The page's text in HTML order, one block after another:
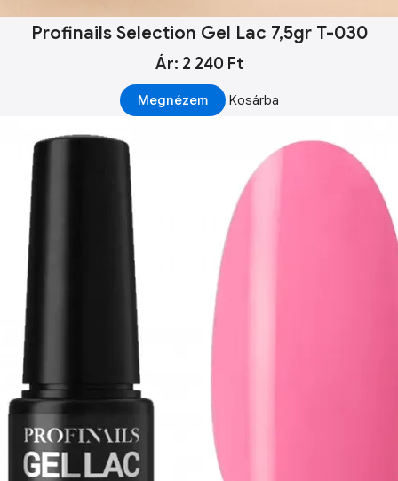
Profinails Selection Gel Lac 7,5gr T-030
Ár: 2 240 Ft
Megnézem Kosárba